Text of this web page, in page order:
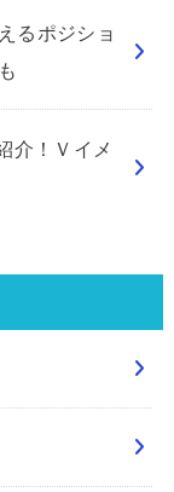
るポジショ
介！Ｖイメ